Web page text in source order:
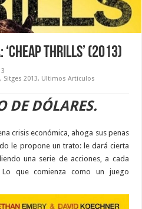
‘Cheap Thrills’ (2013)
, Sitges 2013, Ultimos Articulos
DE DÓLARES.
crisis económica, ahoga sus penas
le propone un trato: le dará cierta
una serie de acciones, a cada
que comienza como un juego